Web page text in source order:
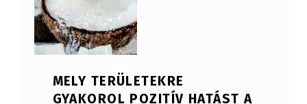
MELY TERÜLETEKRE
GYAKOROL POZITÍV HATÁST A